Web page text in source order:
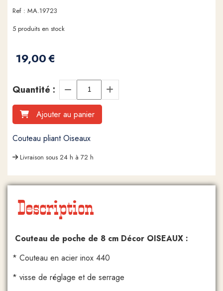
Ref : MA.19723
19,00€
5 produits en stock
Quantité :
Ajouter au panier
Couteau pliant Oiseaux
Livraison sous 24 h à 72 h
Description
Couteau de poche de 8 cm Décor OISEAUX :
* Couteau en acier inox 440
* visse de réglage et de serrage